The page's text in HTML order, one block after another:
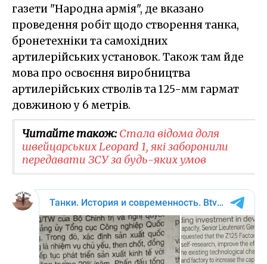
газети "Народна армія", де вказано
проведення робіт щодо створення танка,
бронетехніки та самохідних
артилерійських установок. Також там йде
мова про освоєння виробництва
артилерійських стволів та 125-мм гармат
довжиною у 6 метрів.
Читайте також:Стала відома доля
швейцарських Leopard 1, які заборонили
передавати ЗСУ за будь-яких умов